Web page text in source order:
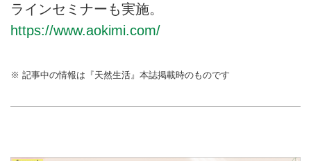
ラインセミナーも実施。
https://www.aokimi.com/
※ 記事中の情報は『天然生活』本誌掲載時のものです